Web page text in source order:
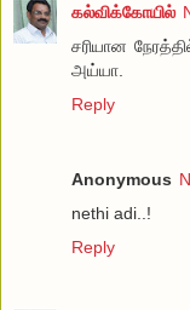
கல்விக்கோயில்
சரியான
அய்யா.
Reply
Anonymous
nethi adi..!
Reply